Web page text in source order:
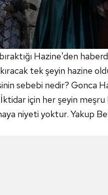
Hazine'den
tek şeyin hazine
sebebi nedir? Gonca
için her şeyin meşru
niyeti yoktur. Yakup